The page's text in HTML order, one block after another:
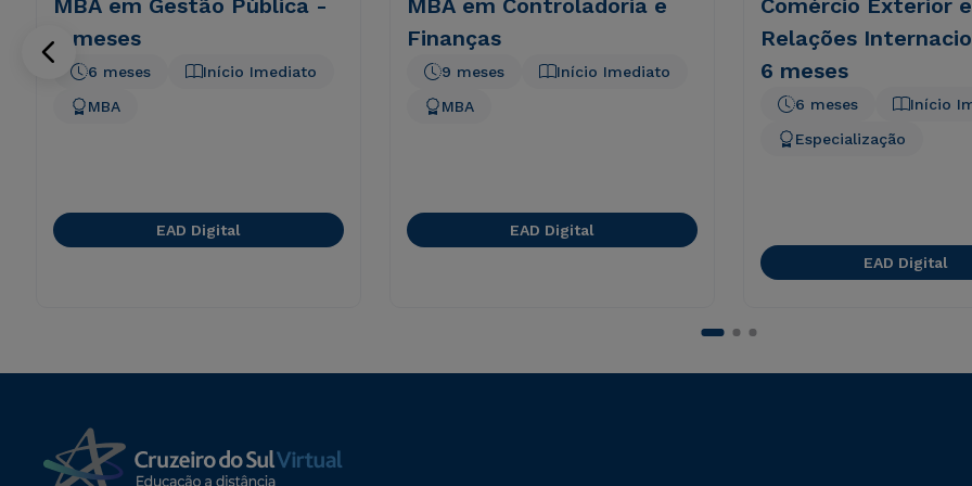
MBA em Gestão Pública -
6 meses
Início Imediato
6 meses
MBA
EAD Digital
MBA em Controladoria e
Finanças
Início Imediato
9 meses
MBA
EAD Digital
Comércio Exterior e
Relações
6 meses
Início
6 meses
Especialização
EAD Digital